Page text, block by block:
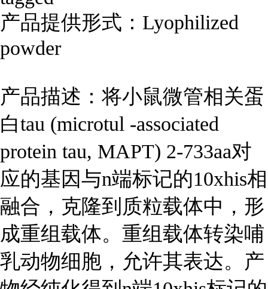
产品提供形式：Lyophilized
powder
产品描述：将小鼠微管相关蛋
白tau (microtul -associated
protein tau, MAPT) 2-733aa对
应的基因与n端标记的10xhis相
融合，克隆到质粒载体中，形
成重组载体。重组载体转染哺
乳动物细胞，允许其表达。产